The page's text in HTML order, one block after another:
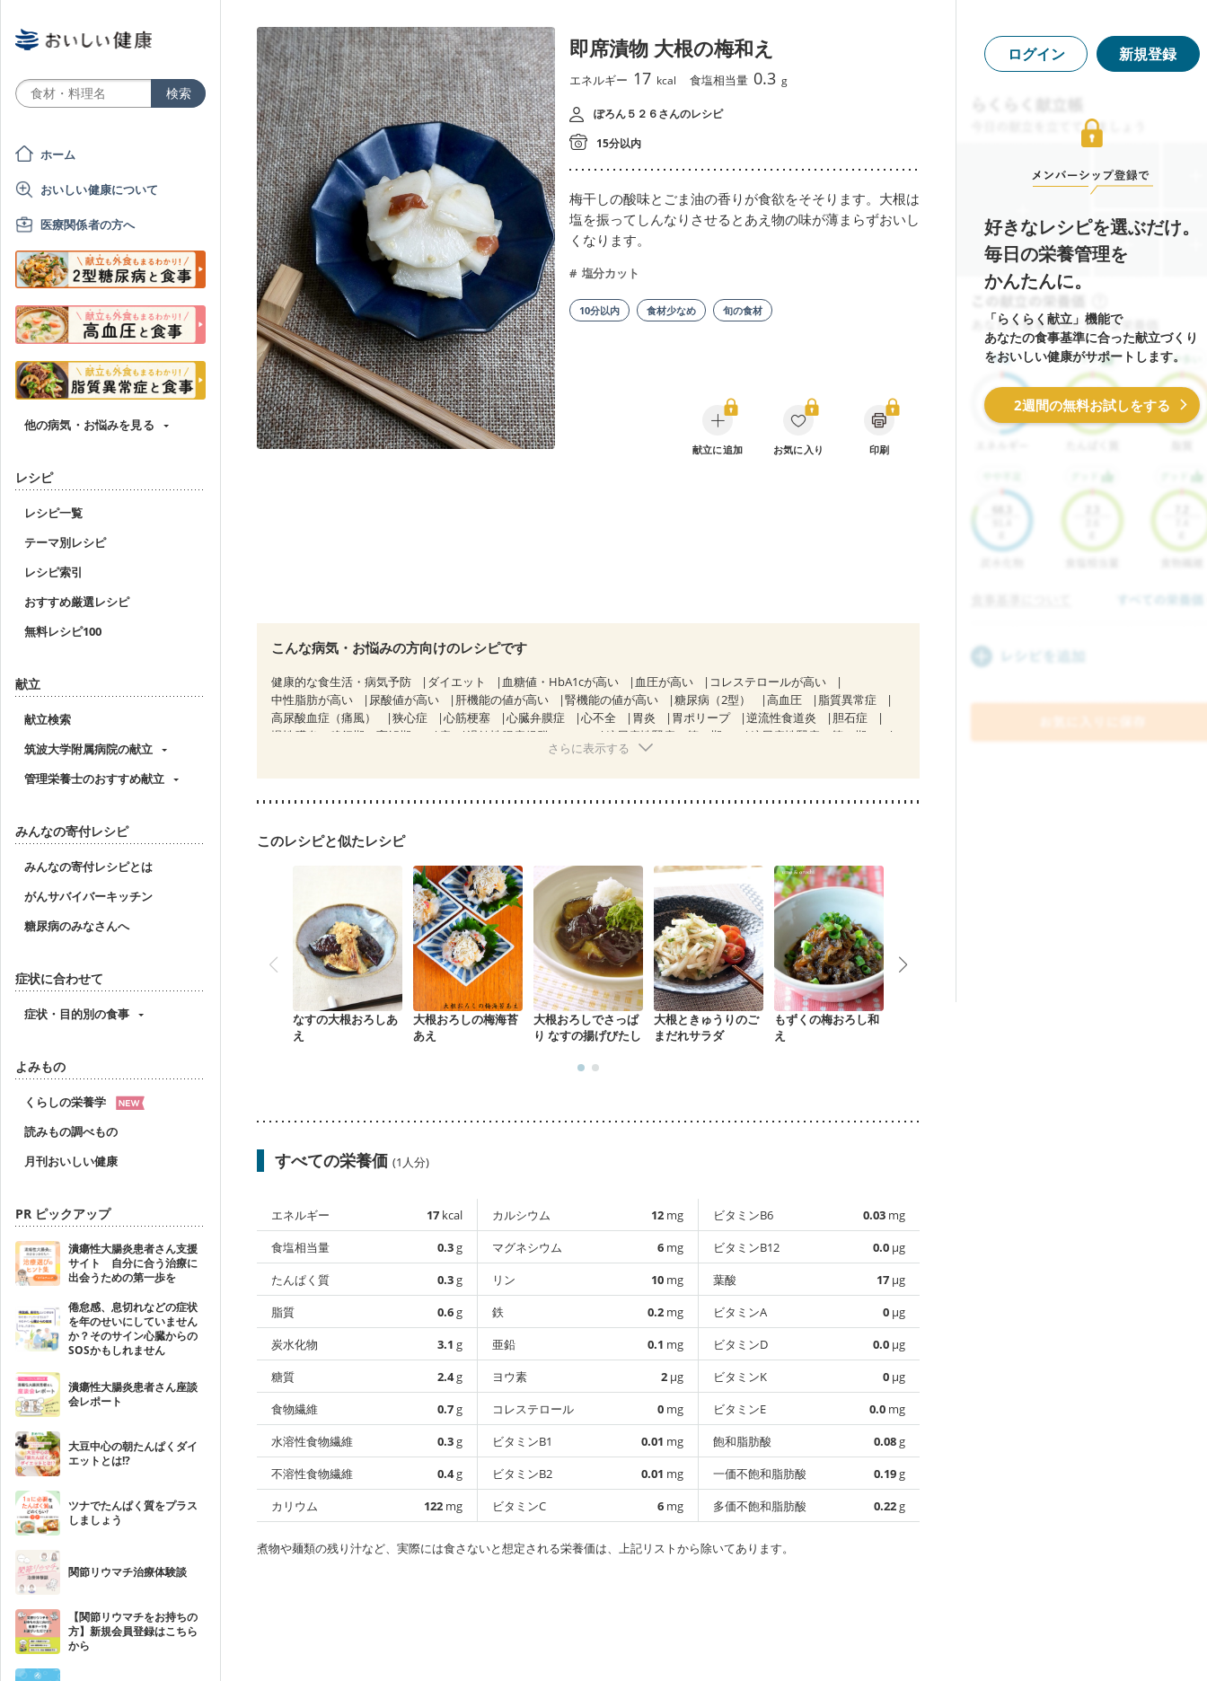
ホーム
おいしい健康について
医療関係者の方へ
他の病気・お悩みを見る
レシピ
レシピ一覧
テーマ別レシピ
レシピ索引
おすすめ厳選レシピ
無料レシピ100
献立
献立検索
筑波大学附属病院の献立
管理栄養士のおすすめ献立
みんなの寄付レシピ
みんなの寄付レシピとは
がんサバイバーキッチン
糖尿病のみなさんへ
症状に合わせて
症状・目的別の食事
よみもの
くらしの栄養学
読みもの調べもの
月刊おいしい健康
PR ピックアップ
潰瘍性大腸炎患者さん支援
サイト 自分に合う治療に
出会うための第一歩を
倦怠感、息切れなどの症状
を年のせいにしていません
か？そのサイン心臓からの
SOSかもしれません
潰瘍性大腸炎患者さん座談
会レポート
大豆中心の朝たんぱくダイ
エットとは!?
ツナでたんぱく質をプラス
しましょう
関節リウマチ治療体験談
【関節リウマチをお持ちの
方】新規会員登録はこちら
から
即席漬物 大根の梅和え
エネルギー 17 kcal 食塩相当量 0.3 g
ぽろん５２６さんのレシピ
15分以内
梅干しの酸味とごま油の香りが食欲をそそります。大根は
塩を振ってしんなりさせるとあえ物の味が薄まらずおいし
くなります。
塩分カット
10分以内 食材少なめ 旬の食材
献立に追加 お気に入り 印刷
こんな病気・お悩みの方向けのレシピです
健康的な食生活・病気予防 ダイエット 血糖値・HbA1cが高い 血圧が高い
コレステロールが高い
中性脂肪が高い
尿酸値が高い 肝機能の値が高い 腎機能の値が高い 糖尿病（2型） 高血圧
脂質異常症
高尿酸血症（痛風）
狭心症 心筋梗塞 心臓弁膜症 心不全 胃炎 胃ポリープ 逆流性食道炎
胆石症
慢性膵炎（移行期・寛解期）
痔 過敏性腸症候群（IBS） 糖尿病性腎症（第１期）
糖尿病性腎症（第２期）
CKD（ステージ２）
大腸がん治療を終えた方・経過観察中の方
大腸がん（抗がん剤治療中）
大腸がん（放射線治療中）
妊婦健診・血圧が気になる（初期）
ニキビ・肌荒れ 更年期
さらに表示する
このレシピと似たレシピ
なすの大根おろしあ
え
大根おろしの梅海苔
あえ
大根おろしでさっぱ
り なすの揚げびたし
大根ときゅうりのご
まだれサラダ
もずくの梅おろし和
え
すべての栄養価 (1人分)
エネルギー 17 kcal
食塩相当量
0.3g
たんぱく質
0.3g
脂質
0.6g
炭水化物
3.1 g
糖質
2.4g
食物繊維
0.7g
水溶性食物繊維
0.3g
不溶性食物繊維
0.4g
カリウム
122 mg
カルシウム 12 mg
マグネシウム
6 mg
リン
10 mg
鉄
0.2 mg
亜鉛
0.1 mg
ヨウ素
2 µg
コレステロール
0 mg
ビタミンB1
0.01 mg
ビタミンB2
0.01 mg
ビタミンC
6 mg
ビタミンB6 0.03 mg
ビタミンB12
0.0 µg
葉酸
17 µg
ビタミンA
0 µg
ビタミンD
0.0 µg
ビタミンK
0 µg
ビタミンE
0.0 mg
飽和脂肪酸
0.08g
一価不飽和脂肪酸
0.19g
多価不飽和脂肪酸
0.22g
煮物や麺類の残り汁など、実際には食さないと想定される栄養価は、上記リストから除いてあります。
ログイン 新規登録
好きなレシピを選ぶだけ。
毎日の栄養管理を
かんたんに。
「らくらく献立」機能で
あなたの食事基準に合った献立づくり
をおいしい健康がサポートします。
2週間の無料お試しをする